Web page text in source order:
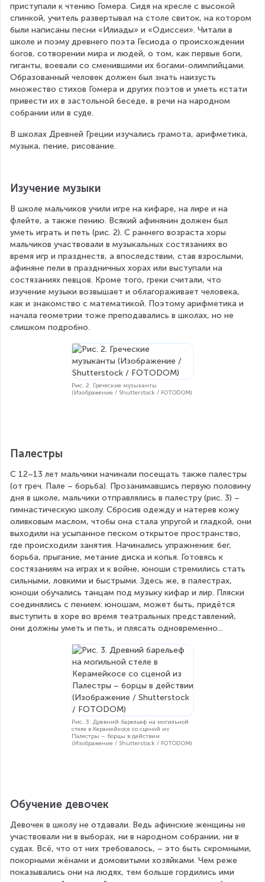
приступали к чтению Гомера. Сидя на кресле с высокой
спинкой, учитель развертывал на столе свиток, на котором
были написаны песни «Илиады» и «Одиссеи». Читали в
школе и поэму древнего поэта Гесиода о происхождении
богов, сотворении мира и людей, о том, как первые боги,
гиганты, воевали со сменившими их богами-олимпийцами.
Образованный человек должен был знать наизусть
множество стихов Гомера и других поэтов и уметь кстати
привести их в застольной беседе, в речи на народном
собрании или в суде.
В школах Древней Греции изучались грамота, арифметика,
музыка, пение, рисование.
Изучение музыки
В школе мальчиков учили игре на кифаре, на лире и на
флейте, а также пению. Всякий афинянин должен был
уметь играть и петь (рис. 2). С раннего возраста хоры
мальчиков участвовали в музыкальных состязаниях во
время игр и празднеств, а впоследствии, став взрослыми,
афиняне пели в праздничных хорах или выступали на
состязаниях певцов. Кроме того, греки считали, что
изучение музыки возвышает и облагораживает человека,
как и знакомство с математикой. Поэтому арифметика и
начала геометрии тоже преподавались в школах, но не
слишком подробно.
Рис. 2. Греческие музыканты
(Изображение / Shutterstock / FOTODOM)
Палестры
С 12–13 лет мальчики начинали посещать также палестры
(от греч. Пале – борьба). Прозанимавшись первую половину
дня в школе, мальчики отправлялись в палестру (рис. 3) –
гимнастическую школу. Сбросив одежду и натерев кожу
оливковым маслом, чтобы она стала упругой и гладкой, они
выходили на усыпанное песком открытое пространство,
где происходили занятия. Начинались упражнения: бег,
борьба, прыгание, метание диска и копья. Готовясь к
состязаниям на играх и к войне, юноши стремились стать
сильными, ловкими и быстрыми. Здесь же, в палестрах,
юноши обучались танцам под музыку кифар и лир. Пляски
соединялись с пением: юношам, может быть, придётся
выступить в хоре во время театральных представлений,
они должны уметь и петь, и плясать одновременно...
Рис. 3. Древний барельеф на могильной
стеле в Керамейкосе со сценой из
Палестры – борцы в действии
(Изображение / Shutterstock / FOTODOM)
Обучение девочек
Девочек в школу не отдавали. Ведь афинские женщины не
участвовали ни в выборах, ни в народном собрании, ни в
судах. Всё, что от них требовалось, – это быть скромными,
покорными жёнами и домовитыми хозяйками. Чем реже
показывались они на людях, тем больше гордились ими